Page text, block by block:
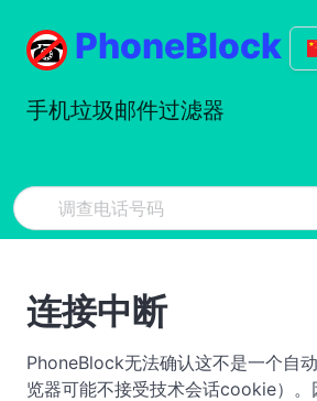
PhoneBlock
手机垃圾邮件过滤器
连接中断
PhoneBlock无法确认这不是一个自
览器可能不接受技术会话cookie）。